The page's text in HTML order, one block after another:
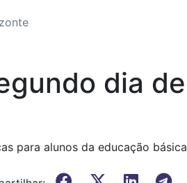
dia de
para alunos da educação básica